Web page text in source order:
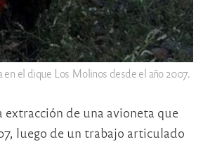
el dique Los Molinos desde el año 2007.
de una avioneta que
luego de un trabajo articulado